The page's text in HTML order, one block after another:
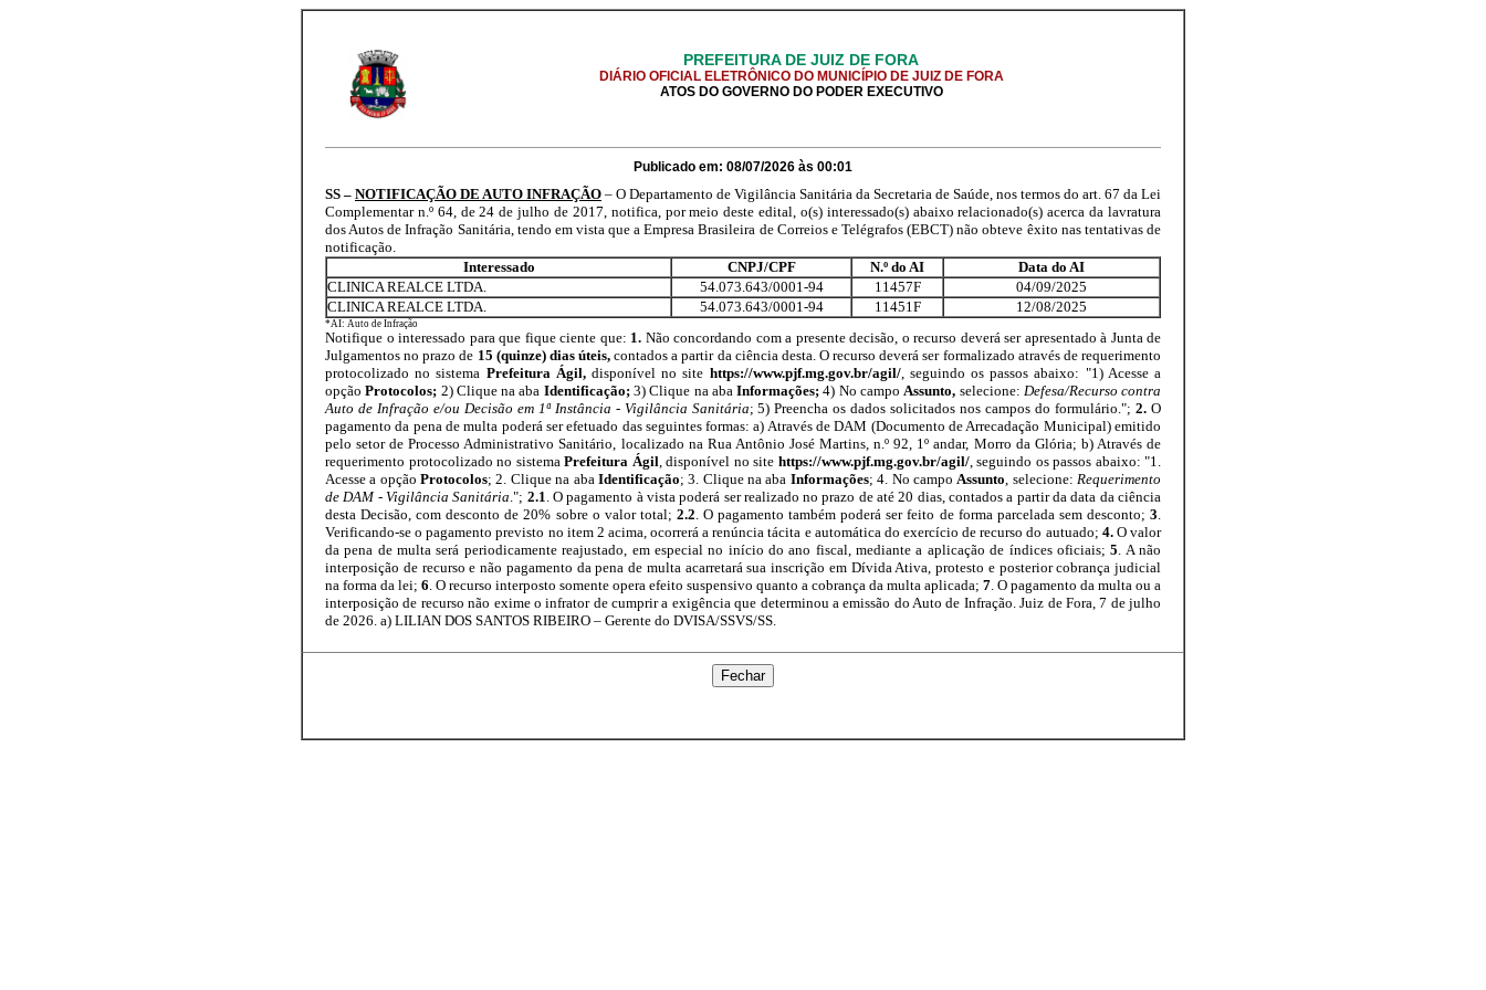
PREFEITURA DE JUIZ DE FORA
DIÁRIO OFICIAL ELETRÔNICO DO MUNICÍPIO DE JUIZ DE FORA
ATOS DO GOVERNO DO PODER EXECUTIVO
Publicado em: 08/07/2026 às 00:01
SS – NOTIFICAÇÃO DE AUTO INFRAÇÃO – O Departamento de Vigilância Sanitária da Secretaria de Saúde, nos termos do art. 67 da Lei
Complementar n.º 64, de 24 de julho de 2017, notifica, por meio deste edital, o(s) interessado(s) abaixo relacionado(s) acerca da lavratura
dos Autos de Infração Sanitária, tendo em vista que a Empresa Brasileira de Correios e Telégrafos (EBCT) não obteve êxito nas tentativas de
notificação.
Interessado
CNPJ/CPF N.º do AI
Data do AI
CLINICA REALCE LTDA.
54.073.643/0001-94 11457F
04/09/2025
CLINICA REALCE LTDA.
54.073.643/0001-94 11451F 12/08/2025
*AI: Auto de Infração
Notifique o interessado para que fique ciente que: 1. Não concordando com a presente decisão, o recurso deverá ser apresentado à Junta de
Julgamentos no prazo de 15 (quinze) dias úteis,contados a partir da ciência desta. O recurso deverá ser formalizado através de requerimento
protocolizado no sistema Prefeitura Ágil,disponível no site https://www.pjf.mg.gov.br/agil/, seguindo os passos abaixo: "1) Acesse a
opçãoProtocolos; 2) Clique na aba Identificação; 3) Clique na abaInformações;4) No campoAssunto, selecione: Defesa/Recurso contra
Auto de Infração e/ou Decisão em 1ª Instância - Vigilância Sanitária; 5) Preencha os dados solicitados nos campos do formulário.";2. O
pagamento da pena de multa poderá ser efetuado das seguintes formas: a) Através de DAM (Documento de Arrecadação Municipal) emitido
pelo setor de Processo Administrativo Sanitário, localizado na Rua Antônio José Martins, n.º 92, 1º andar, Morro da Glória; b) Através de
requerimento protocolizado no sistema Prefeitura Ágil, disponível no site https://www.pjf.mg.gov.br/agil/, seguindo os passos abaixo: "1.
Acesse a opçãoProtocolos; 2. Clique na aba Identificação; 3. Clique na aba Informações; 4. No campoAssunto, selecione:Requerimento
de DAM - Vigilância Sanitária."; 2.1. O pagamento à vista poderá ser realizado no prazo de até 20 dias, contados a partir da data da ciência
desta Decisão, com desconto de 20% sobre o valor total; 2.2. O pagamento também poderá ser feito de forma parcelada sem desconto;3.
Verificando-se o pagamento previsto no item 2 acima, ocorrerá a renúncia tácita e automática do exercício de recurso do autuado; 4.O valor
da pena de multa será periodicamente reajustado, em especial no início do ano fiscal, mediante a aplicação de índices oficiais;5. A não
interposição de recurso e não pagamento da pena de multa acarretará sua inscrição em Dívida Ativa, protesto e posterior cobrança judicial
na forma da lei; 6. O recurso interposto somente opera efeito suspensivo quanto a cobrança da multa aplicada; 7. O pagamento da multa ou a
interposição de recurso não exime o infrator de cumprir a exigência que determinou a emissão do Auto de Infração. Juiz de Fora, 7 de julho
de 2026. a) LILIAN DOS SANTOS RIBEIRO – Gerente do DVISA/SSVS/SS.